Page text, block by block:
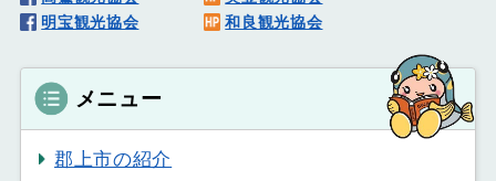
明宝観光協会
和良観光協会
メニュー
郡上市の紹介